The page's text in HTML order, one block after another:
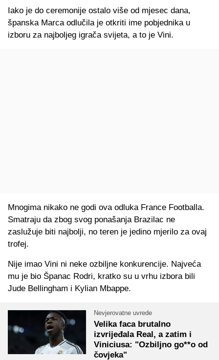
Iako je do ceremonije ostalo više od mjesec dana,
španska Marca odlučila je otkriti ime pobjednika u
izboru za najboljeg igrača svijeta, a to je Vini.
Mnogima nikako ne godi ova odluka France Footballa.
Smatraju da zbog svog ponašanja Brazilac ne
zaslužuje biti najbolji, no teren je jedino mjerilo za ovaj
trofej.
Nije imao Vini ni neke ozbiljne konkurencije. Najveća
mu je bio Španac Rodri, kratko su u vrhu izbora bili
Jude Bellingham i Kylian Mbappe.
Nevjerovatne uvrede
Velika faca brutalno
izvrijeđala Real, a zatim i
Viniciusa: "Ozbiljno go**o od
čovjeka"